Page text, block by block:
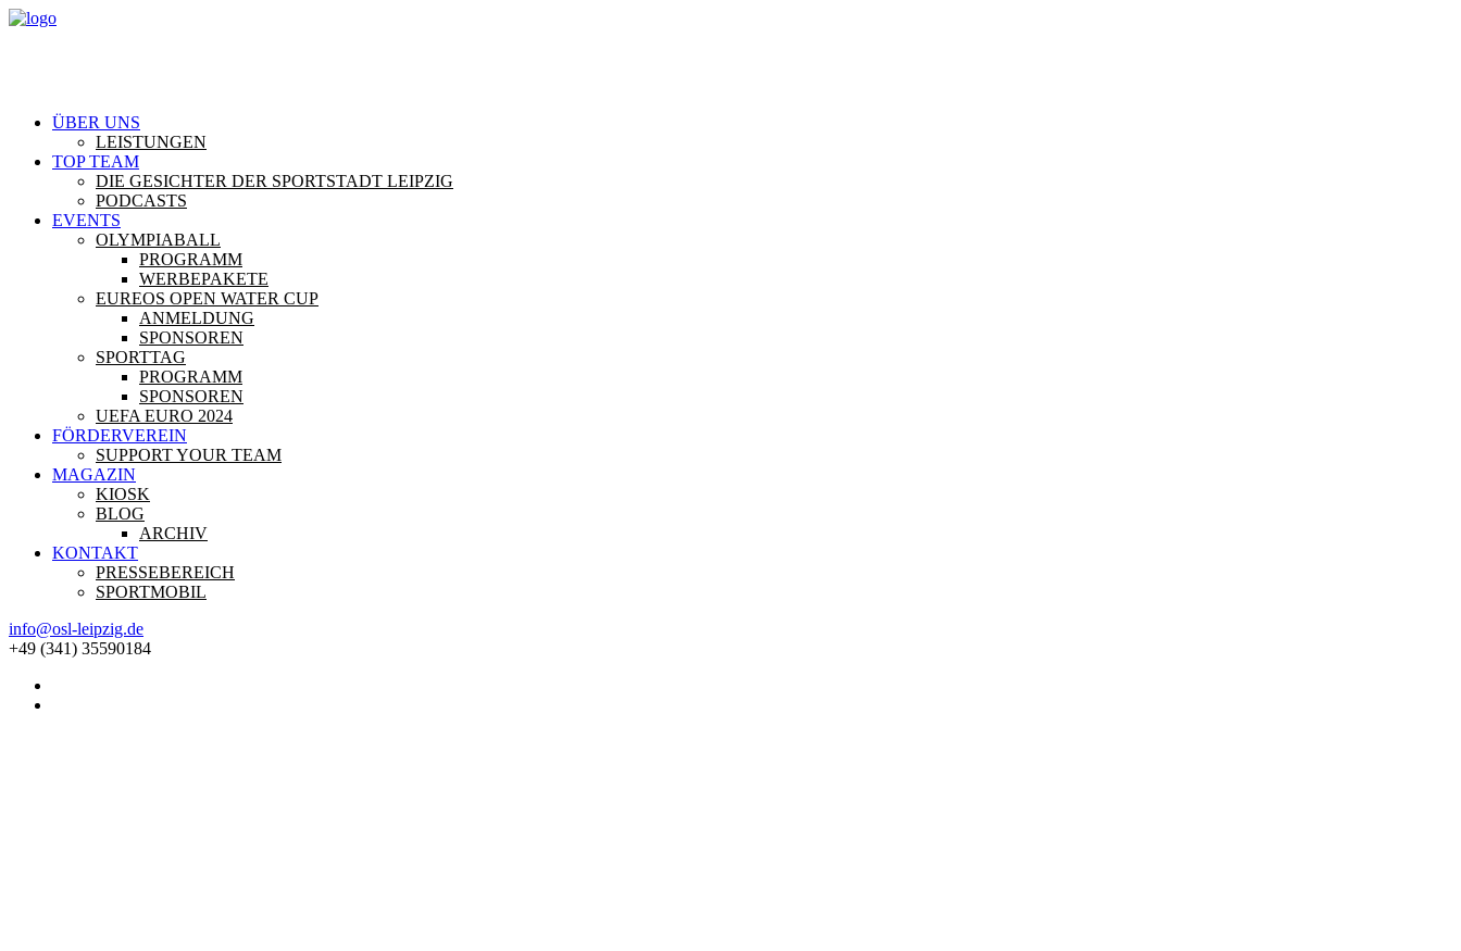
ÜBER UNS
LEISTUNGEN
TOP TEAM
DIE GESICHTER DER SPORTSTADT LEIPZIG
PODCASTS
EVENTS
OLYMPIABALL
PROGRAMM
WERBEPAKETE
EUREOS OPEN WATER CUP
ANMELDUNG
SPONSOREN
SPORTTAG
PROGRAMM
SPONSOREN
UEFA EURO 2024
FÖRDERVEREIN
SUPPORT YOUR TEAM
MAGAZIN
KIOSK
BLOG
ARCHIV
KONTAKT
PRESSEBEREICH
SPORTMOBIL
info@osl-leipzig.de
+49 (341) 35590184